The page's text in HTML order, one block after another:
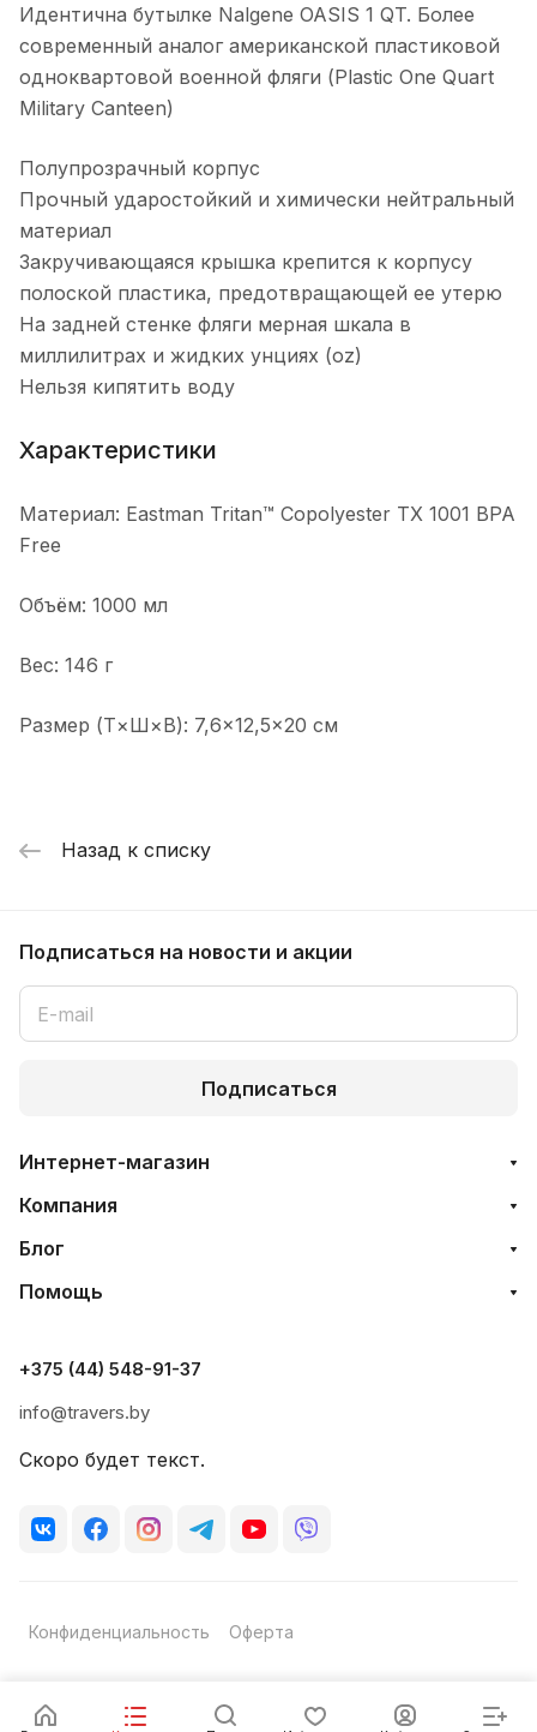
Идентична бутылке Nalgene OASIS 1 QT. Более
современный аналог американской пластиковой
одноквартовой военной фляги (Plastic One Quart
Military Canteen)
Полупрозрачный корпус
Прочный ударостойкий и химически нейтральный
материал
Закручивающаяся крышка крепится к корпусу
полоской пластика, предотвращающей ее утерю
На задней стенке фляги мерная шкала в
миллилитрах и жидких унциях (oz)
Нельзя кипятить воду
Характеристики
Материал: Eastman Tritan™ Copolyester TX 1001 BPA
Free
Объём: 1000 мл
Вес: 146 г
Размер (Т×Ш×В): 7,6×12,5×20 см
Назад к списку
Подписаться на новости и акции
Подписаться
Интернет-магазин
Компания
Блог
Помощь
+375 (44) 548-91-37
info@travers.by
Скоро будет текст.
Конфиденциальность Оферта